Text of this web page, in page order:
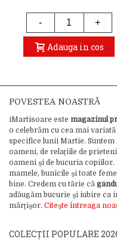
- +
Adauga in cos
POVESTEA NOASTRĂ
iMartisoare este magazinul
o celebrăm cu cea mai
specifice lunii Martie.
oameni, de relațiile de
oameni și de bucuria
mamele, bunicile și toate
bine. Credem cu tărie că
adăugăm bucurie și iubire ca
mărțișor. Citește întreaga
COLECȚII POPULARE